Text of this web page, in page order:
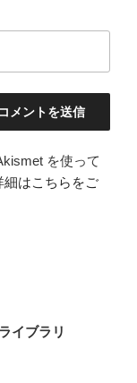
を使って
細はこちらをご
イブラリ